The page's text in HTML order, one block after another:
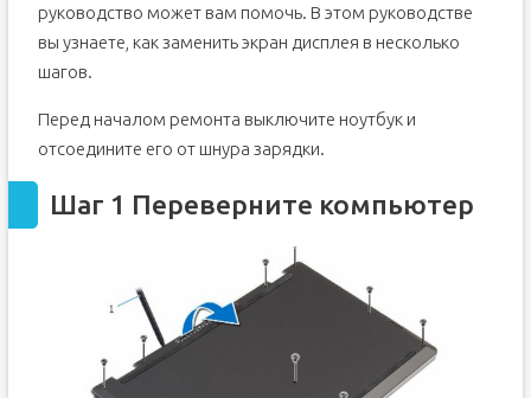
Шаг 6
Шаг 7 Вентилятор
Шаг 9 Радиатор
Шаг 10 Экран
руководство может вам помочь. В этом руководстве
вы узнаете, как заменить экран дисплея в несколько
шагов.
Перед началом ремонта выключите ноутбук и
отсоедините его от шнура зарядки.
Шаг 1 Переверните компьютер